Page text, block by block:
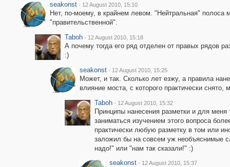
seakonst · 12 August 2010, 15:10
Нет, по-моему, в крайнем левом. "Нейтральная"
"правительственной".
Taboh · 12 August 2010, 15:18
А почему тогда его ряд отделен от правых рядов
:)
seakonst · 12 August 2010, 15:25
Может, и так. Сколько лет езжу, а правила
влияние моста, с которого практически снято,
Taboh · 12 August 2010, 15:32
Принципы нанесения разметки и для
заниматься изучением этого вопроса
практически любую разметку в том или
заложил бы на совсем уж необъяснимые
надо!" или "нам так сказали!" :)
seakonst · 12 August 2010, 15:37